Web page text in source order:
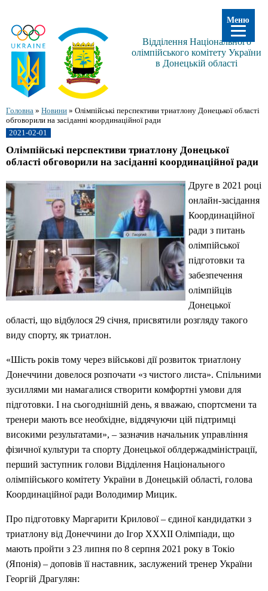
Відділення Національного
олімпійського комітету України
в Донецькій області
Головна » Новини » Олімпійські перспективи триатлону Донецької області
обговорили на засіданні координаційної ради
2021-02-01
Олімпійські перспективи триатлону Донецької
області обговорили на засіданні координаційної ради
Друге в 2021 році
онлайн-засідання
Координаційної
ради з питань
олімпійської
підготовки та
забезпечення
олімпійців
Донецької
області, що відбулося 29 січня, присвятили розгляду такого
виду спорту, як триатлон.
«Шість років тому через військові дії розвиток триатлону
Донеччини довелося розпочати «з чистого листа». Спільними
зусиллями ми намагалися створити комфортні умови для
підготовки. І на сьогоднішній день, я вважаю, спортсмени та
тренери мають все необхідне, віддячуючи цій підтримці
високими результатами», – зазначив начальник управління
фізичної культури та спорту Донецької облдержадміністрації,
перший заступник голови Відділення Національного
олімпійського комітету України в Донецькій області, голова
Координаційної ради Володимир Мицик.
Про підготовку Маргарити Крилової – єдиної кандидатки з
триатлону від Донеччини до Ігор XXXII Олімпіади, що
мають пройти з 23 липня по 8 серпня 2021 року в Токіо
(Японія) – доповів її наставник, заслужений тренер України
Георгій Драгулян:
Меню